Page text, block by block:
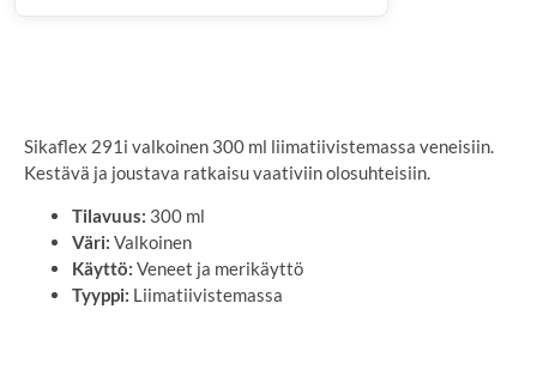
Sikaflex 291i valkoinen 300 ml liimatiivistemassa veneisiin.
Kestävä ja joustava ratkaisu vaativiin olosuhteisiin.
Tilavuus: 300 ml
Väri: Valkoinen
Käyttö: Veneet ja merikäyttö
Tyyppi: Liimatiivistemassa